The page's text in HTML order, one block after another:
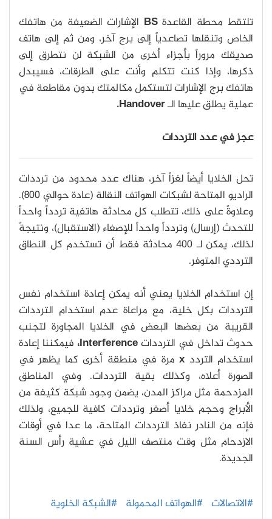
تلتقط محطة القاعدةBS الإشارات الضعيفة من هاتفك
الخاص وتنقلها تصاعدياً إلى برج آخر، ومن ثم إلى هاتف
صديقك مروراً بأجزاء أخرى من الشبكة لن نتطرق إلى
ذكرها، وإذا كنت تتكلم وأنت على الطرقات، فسيبدل
هاتفك برج الإشارات لتستكمل مكالمتك بدون مقاطعة في
عملية يطلق عليها الـHandover.
عجز في عدد الترددات
تحل الخلايا أيضاً لغزاً آخر، هناك عدد محدود من ترددات
الراديو المتاحة لشبكات الهواتف النقالة (عادة حوالي 800).
وعلاوةً على ذلك، تتطلب كل محادثة هاتفية تردداً واحداً
للتحدث (إرسال) وتردداً واحداً للإصغاء (الاستقبال)، ونتيجةً
لذلك، يمكن لـ 400 محادثة فقط أن تستخدم كل النطاق
الترددي المتوفر.
إن استخدام الخلايا يعني أنه يمكن إعادة استخدام نفس
الترددات بكل خلية، مع مراعاة عدم استخدام الترددات
القريبة من بعضها البعض في الخلايا المجاورة لتجنب
حدوث تداخل في التردداتInterference،
فيمكننا إعادة
استخدام التردد xمرة في منطقة أخرى كما يظهر في
الصورة أعلاه، وكذلك بقية الترددات. وفي المناطق
المزدحمة مثل مراكز المدن، يضمن وجود شبكة كثيفة من
الأبراج وحجم خلايا أصغر وترددات كافية للجميع، ولذلك
فإنه من النادر نفاذ الترددات المتاحة، ما عدا في أوقات
الازدحام مثل وقت منتصف الليل في عشية رأس السنة
الجديدة.
#الاتصالات #الهواتف المحمولة #الشبكة الخلوية